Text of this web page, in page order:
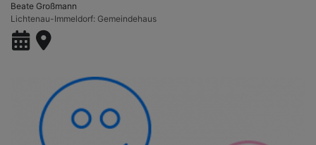
Beate Großmann
Lichtenau-Immeldorf Gemeindehaus